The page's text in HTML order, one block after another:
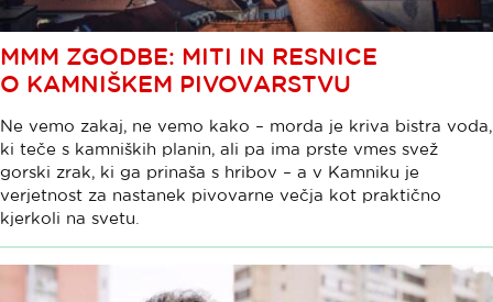
MMM ZGODBE: MITI IN RESNICE
O KAMNIŠKEM PIVOVARSTVU
Ne vemo zakaj, ne vemo kako – morda je kriva bistra voda,
ki teče s kamniških planin, ali pa ima prste vmes svež
gorski zrak, ki ga prinaša s hribov – a v Kamniku je
verjetnost za nastanek pivovarne večja kot praktično
kjerkoli na svetu.